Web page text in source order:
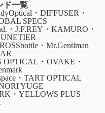
ド一覧
・DIFFUSER・
SPECS
・J.F.REY・KAMURO・
・Mr.Gentlman
OPTICAL・OVAKE・
・TART OPTICAL
YUGE
・YELLOWS PLUS